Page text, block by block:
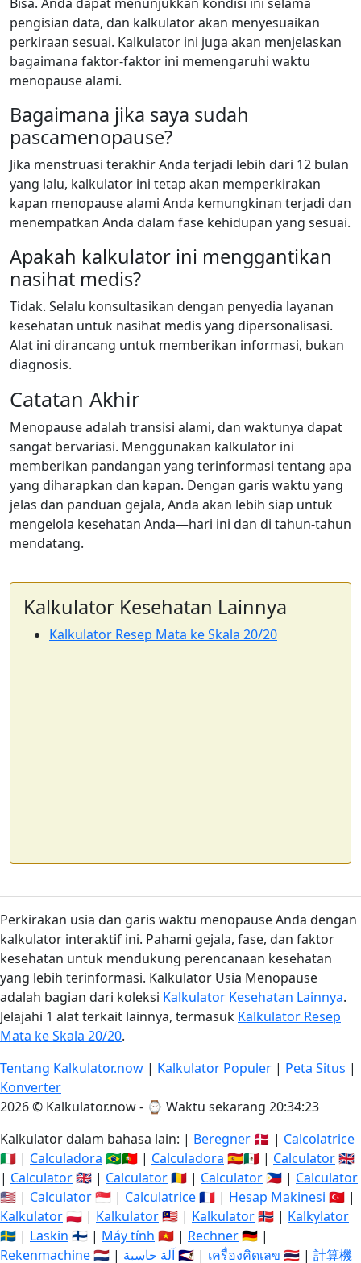
pengisian data, dan kalkulator akan menyesuaikan
perkiraan sesuai. Kalkulator ini juga akan menjelaskan
bagaimana faktor-faktor ini memengaruhi waktu
menopause alami.
Bagaimana jika saya sudah
pascamenopause?
Jika menstruasi terakhir Anda terjadi lebih dari 12 bulan
yang lalu, kalkulator ini tetap akan memperkirakan
kapan menopause alami Anda kemungkinan terjadi dan
menempatkan Anda dalam fase kehidupan yang sesuai.
Apakah kalkulator ini menggantikan
nasihat medis?
Tidak. Selalu konsultasikan dengan penyedia layanan
kesehatan untuk nasihat medis yang dipersonalisasi.
Alat ini dirancang untuk memberikan informasi, bukan
diagnosis.
Catatan Akhir
Menopause adalah transisi alami, dan waktunya dapat
sangat bervariasi. Menggunakan kalkulator ini
memberikan pandangan yang terinformasi tentang apa
yang diharapkan dan kapan. Dengan garis waktu yang
jelas dan panduan gejala, Anda akan lebih siap untuk
mengelola kesehatan Anda—hari ini dan di tahun-tahun
mendatang.
Kalkulator Kesehatan Lainnya
Kalkulator Resep Mata ke Skala 20/20
Perkirakan usia dan garis waktu menopause Anda dengan
kalkulator interaktif ini. Pahami gejala, fase, dan faktor
kesehatan untuk mendukung perencanaan kesehatan
yang lebih terinformasi. Kalkulator Usia Menopause
adalah bagian dari koleksi Kalkulator Kesehatan Lainnya.
Jelajahi 1 alat terkait lainnya, termasuk Kalkulator Resep
Mata ke Skala 20/20.
Tentang Kalkulator.now | Kalkulator Populer | Peta Situs |
Konverter
2026 © Kalkulator.now - ⌚ Waktu sekarang 20:34:24
Kalkulator dalam bahasa lain: | Beregner 🇩🇰 | Calcolatrice
🇮🇹 | Calculadora 🇧🇷🇵🇹 | Calculadora 🇪🇸🇲🇽 | Calculator🇬🇧
| Calculator🇬🇧 | Calculator🇷🇴 | Calculator 🇵🇭 | Calculator
🇺🇸 | Calculator🇸🇬 | Calculatrice🇫🇷 | Hesap Makinesi 🇹🇷 |
Kalkulator🇵🇱 | Kalkulator🇲🇾 | Kalkulator🇳🇴 | Kalkylator
🇸🇪 | Laskin 🇫🇮 | Máy tính 🇻🇳 | Rechner🇩🇪 |
Rekenmachine🇳🇱 | آلة حاسبة🇸🇦 | เครื่องคิดเลข 🇹🇭 | 計算機